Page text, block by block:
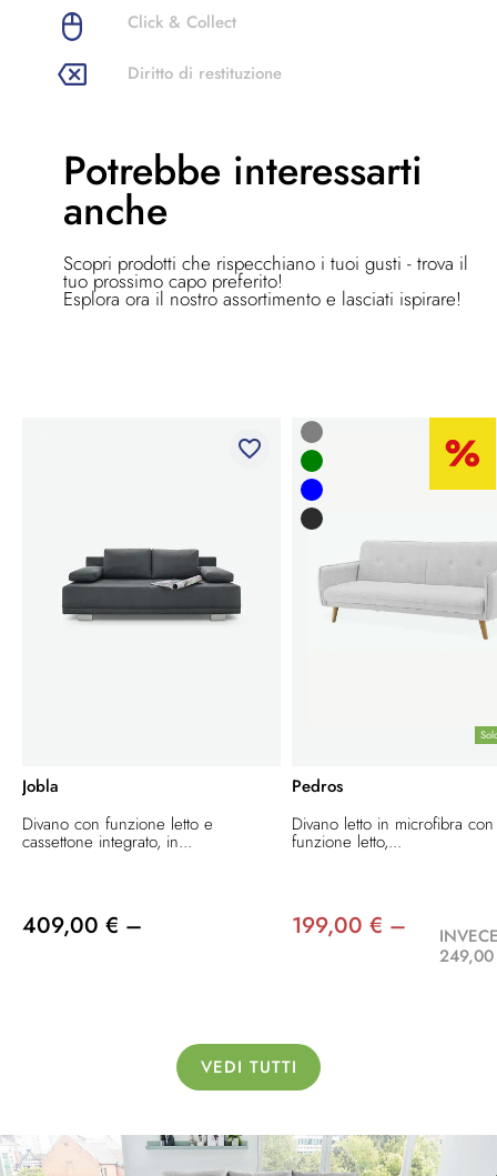
Click & Collect
Diritto di restituzione
Potrebbe interessarti
anche
Scopri prodotti che rispecchiano i tuoi gusti - trova il
tuo prossimo capo preferito!
Esplora ora il nostro assortimento e lasciati ispirare!
favorite_border
Jobla
Divano con funzione letto e
cassettone integrato, in...
409,00 € –
Pedros
Divano letto in microfibra con
funzione letto,...
199,00 € –
VEDI TUTTI